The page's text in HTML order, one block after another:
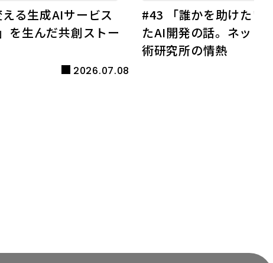
る生成AIサービス
を生んだ共創ストー
2026.07.08
#43 「誰かを助けたい」から始まっ
たAI開発の話。ネット
術研究所の情熱